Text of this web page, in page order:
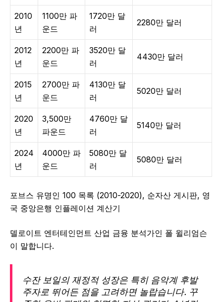
2010
년
1100만 파
운드
1720만 달
러
2280만 달러
2012
년
2200만 파
운드
3520만 달
러
4430만 달러
2015
년
2700만 파
운드
4130만 달
러
5020만 달러
2020
년
3,500만
파운드
4760만 달
러
5140만 달러
2024
년
4000만 파
운드
5080만 달
러
5080만 달러
포브스 유명인 100 목록 (2010-2020), 순자산 게시판, 영
국 중앙은행 인플레이션 계산기
델로이트 엔터테인먼트 산업 금융 분석가인 폴 윌리엄슨
이 말합니다.
수잔 보일의 재정적 성장은 특히 음악계 후발
주자로 뛰어든 점을 고려하면 놀랍습니다. 꾸